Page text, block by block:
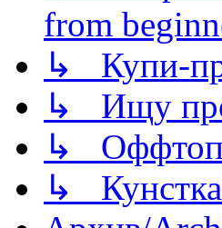
from
↳ Купи-
↳ Ищу
↳
↳